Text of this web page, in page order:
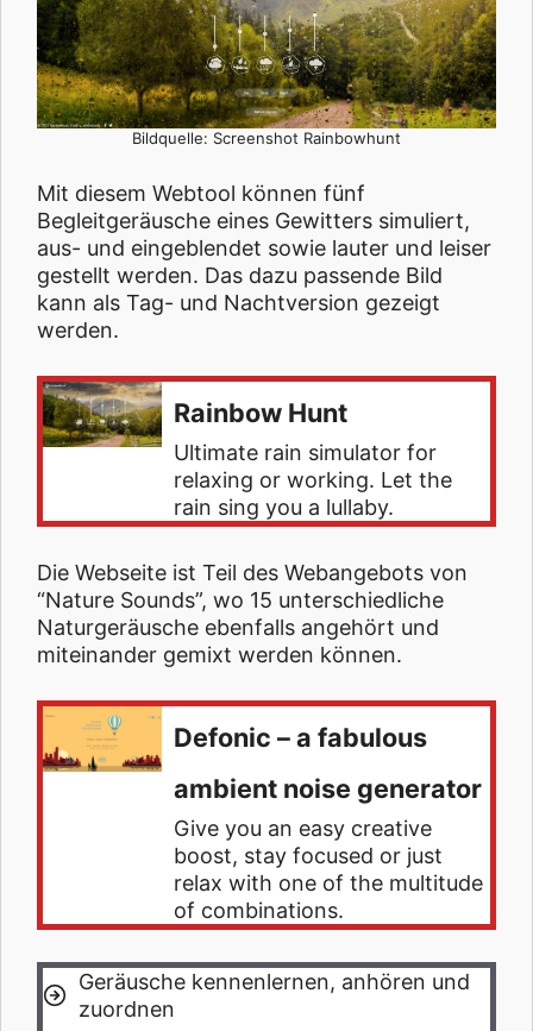
Bildquelle: Screenshot Rainbowhunt
Mit diesem Webtool können fünf
Begleitgeräusche eines Gewitters simuliert,
aus- und eingeblendet sowie lauter und leiser
gestellt werden. Das dazu passende Bild
kann als Tag- und Nachtversion gezeigt
werden.
Rainbow Hunt
Ultimate rain simulator for
relaxing or working. Let the
rain sing you a lullaby.
Die Webseite ist Teil des Webangebots von
“Nature Sounds”, wo 15 unterschiedliche
Naturgeräusche ebenfalls angehört und
miteinander gemixt werden können.
Defonic – a fabulous
ambient noise generator
Give you an easy creative
boost, stay focused or just
relax with one of the multitude
of combinations.
Geräusche kennenlernen, anhören und
zuordnen